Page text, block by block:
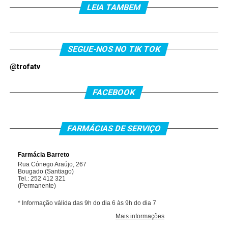
LEIA TAMBEM
SEGUE-NOS NO TIK TOK
@trofatv
FACEBOOK
FARMÁCIAS DE SERVIÇO